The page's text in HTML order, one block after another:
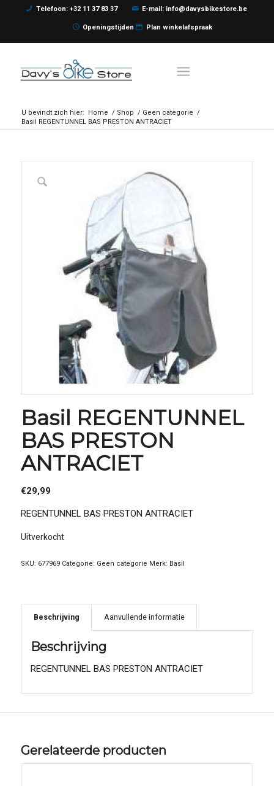
Telefoon: +32 11 37 83 37 E-mail: info@davysbikestore.be
Openingstijden Plan winkelafspraak
U bevindt zich hier: Home / Shop / Geen categorie /
Basil REGENTUNNEL BAS PRESTON ANTRACIET
Basil REGENTUNNEL
BAS PRESTON
ANTRACIET
€29,99
REGENTUNNEL BAS PRESTON ANTRACIET
Uitverkocht
SKU: 677969 Categorie: Geen categorie Merk: Basil
Beschrijving Aanvullende informatie
Beschrijving
REGENTUNNEL BAS PRESTON ANTRACIET
Gerelateerde producten